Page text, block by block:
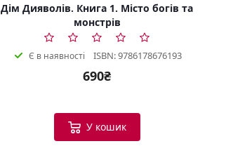
Дім Дияволів. Книга 1. Місто богів та
монстрів
Є в наявності ISBN: 9786178676193
690₴
У кошик